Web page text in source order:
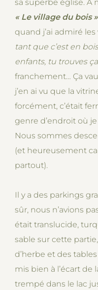
sa superbe église. A
« Le village du bois »
quand j’ai admiré les
tant que c’est en
enfants, tu trouves
franchement… Ça
j’en ai vu que la
forcément, c’était
genre d’endroit où
Nous sommes
(et heureusement
partout).
Il y a des parkings
sûr, nous n’avions
était translucide,
sable sur cette
d’herbe et des
mis bien à l’écart de
trempé dans le lac